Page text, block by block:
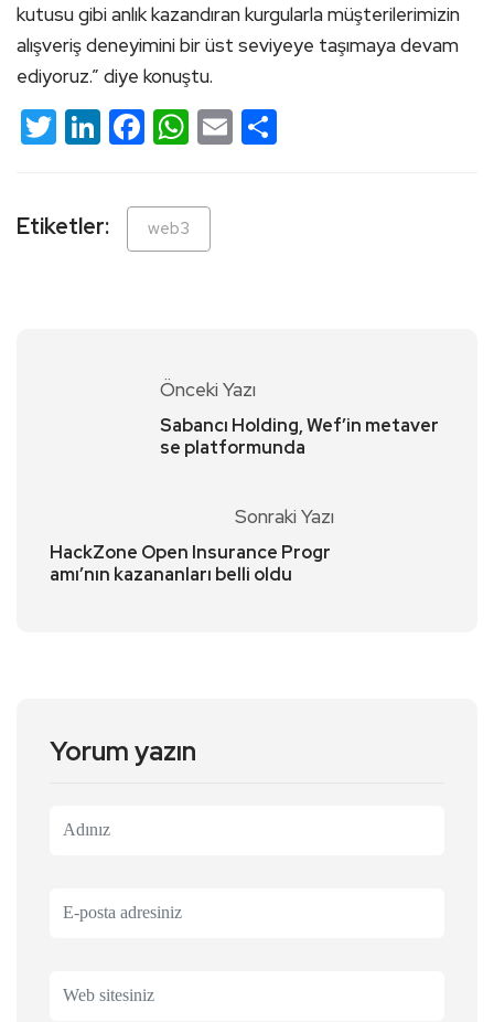
kutusu gibi anlık kazandıran kurgularla müşterilerimizin
alışveriş deneyimini bir üst seviyeye taşımaya devam
ediyoruz.” diye konuştu.
Twitter
LinkedIn
Facebook
WhatsApp
Email
Etiketler: web3
Önceki Yazı
Sabancı Holding, Wef’in metaver
se platformunda
Sonraki Yazı
HackZone Open Insurance Progr
amı’nın kazananları belli oldu
Yorum yazın